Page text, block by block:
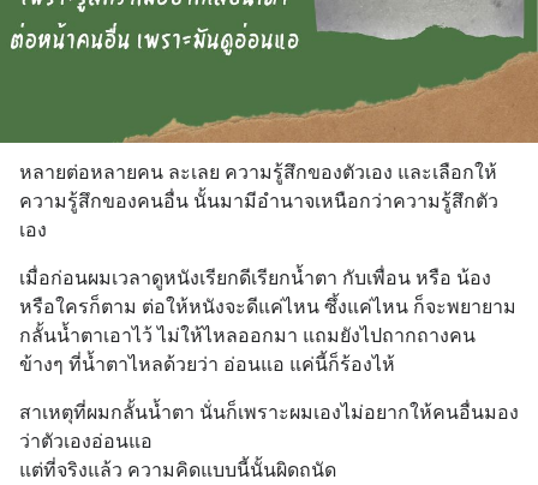
หลายต่อหลายคน ละเลย ความรู้สึกของตัวเอง และเลือกให้
ความรู้สึกของคนอื่น นั้นมามีอำนาจเหนือกว่าความรู้สึกตัว
เอง
เมื่อก่อนผมเวลาดูหนังเรียกดีเรียกน้ำตา กับเพื่อน หรือ น้อง
หรือใครก็ตาม ต่อให้หนังจะดีแค่ไหน ซึ้งแค่ไหน ก็จะพยายาม
กลั้นน้ำตาเอาไว้ ไม่ให้ไหลออกมา แถมยังไปถากถางคน
ข้างๆ ที่น้ำตาไหลด้วยว่า อ่อนแอ แค่นี้ก็ร้องไห้
สาเหตุที่ผมกลั้นน้ำตา นั่นก็เพราะผมเองไม่อยากให้คนอื่นมอง
ว่าตัวเองอ่อนแอ
แต่ที่จริงแล้ว ความคิดแบบนี้นั้นผิดถนัด